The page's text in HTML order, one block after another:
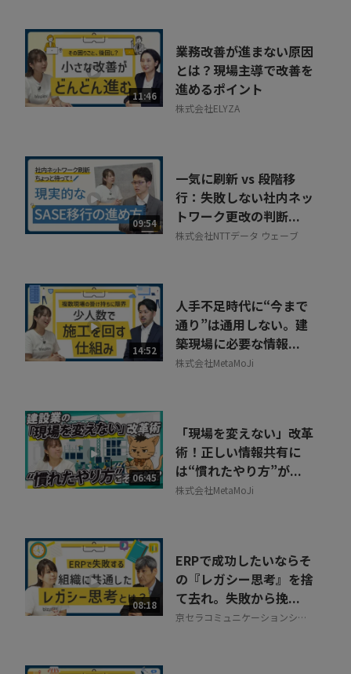
11:46
業務改善が進まない原因
とは？現場主導で改善を
進めるポイント
株式会社ELYZA
09:54
一気に刷新 vs 段階移
行：失敗しない社内ネッ
トワーク更改の判断...
株式会社NTTデータ ウェーブ
14:52
人手不足時代に“今まで
通り”は通用しない。建
築現場に必要な情報...
株式会社MetaMoJi
06:45
「現場を変えない」改革
術！正しい情報共有に
は“慣れたやり方”が...
株式会社MetaMoJi
08:18
ERPで成功したいならそ
の『レガシー思考』を捨
て去れ。失敗から挽...
京セラコミュニケーションシス